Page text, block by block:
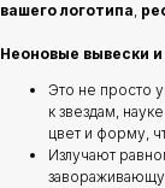
вашего логотипа,
Неоновые вывески
Это не просто
к звездам,
цвет и форму,
Излучают